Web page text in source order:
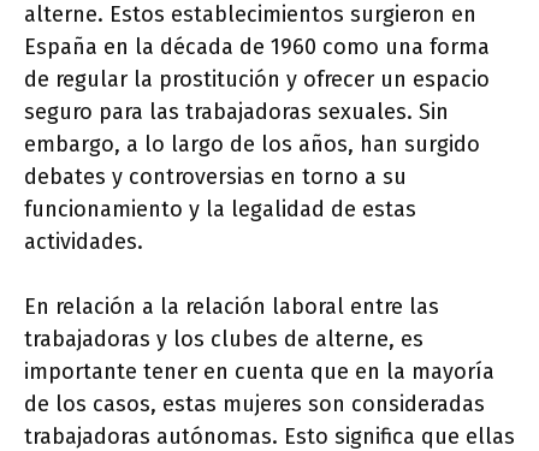
alterne. Estos establecimientos surgieron en
España en la década de 1960 como una forma
de regular la prostitución y ofrecer un espacio
seguro para las trabajadoras sexuales. Sin
embargo, a lo largo de los años, han surgido
debates y controversias en torno a su
funcionamiento y la legalidad de estas
actividades.
En relación a la relación laboral entre las
trabajadoras y los clubes de alterne, es
importante tener en cuenta que en la mayoría
de los casos, estas mujeres son consideradas
trabajadoras autónomas. Esto significa que ellas